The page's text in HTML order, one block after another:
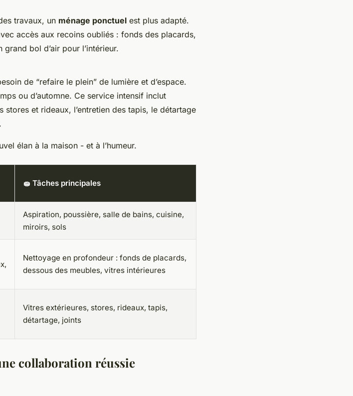
travaux, un ménage ponctuel est plus adapté.
accès aux recoins oubliés : fonds des placards,
bol d’air pour l’intérieur.
de “refaire le plein” de lumière et d’espace.
ou d’automne. Ce service intensif inclut
et rideaux, l’entretien des tapis, le détartage
élan à la maison - et à l’humeur.
🧽 Tâches principales
Aspiration, poussière, salle de bains, cuisine,
miroirs, sols
Nettoyage en profondeur : fonds de placards,
dessous des meubles, vitres intérieures
Vitres extérieures, stores, rideaux, tapis,
détartage, joints
collaboration réussie